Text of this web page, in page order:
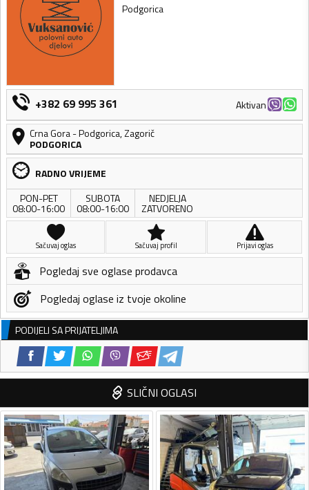
Podgorica
+382 69 995 361
Aktivan
Crna Gora-Podgorica,Zagorič
PODGORICA
RADNO VRIJEME
PON-PET
08:00-16:00
SUBOTA
08:00-16:00
NEDJELJA
ZATVORENO
Sačuvaj oglas Sačuvaj profil Prijavi oglas
Pogledaj sve oglase prodavca
Pogledaj oglase iz tvoje okoline
PODIJELI SA PRIJATELJIMA
SLIČNI OGLASI